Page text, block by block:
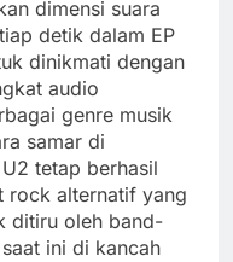
dimensi suara
detik dalam EP
dinikmati dengan
audio
genre musik
samar di
tetap berhasil
rock alternatif yang
ditiru oleh band-
ini di kancah